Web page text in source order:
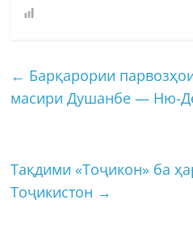
← Барқарории
масири Душанбе — Ню-
Тақдими «Тоҷикон» ба
Тоҷикистон →